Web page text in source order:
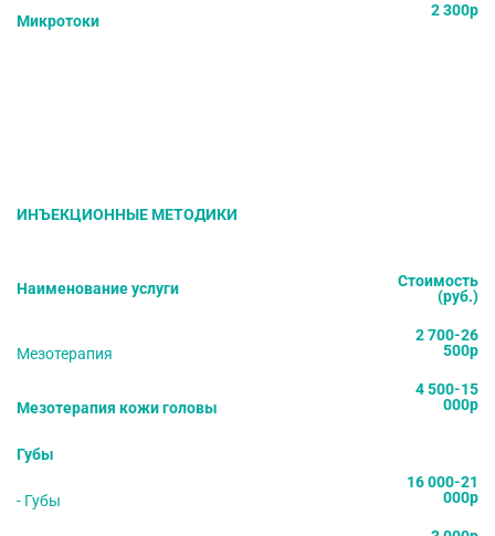
Микротоки
2 300р
ИНЪЕКЦИОННЫЕ МЕТОДИКИ
Наименование услуги
Стоимость
(руб.)
Мезотерапия
2 700-26
500р
Мезотерапия кожи головы
4 500-15
000р
Губы
- Губы
16 000-21
000р